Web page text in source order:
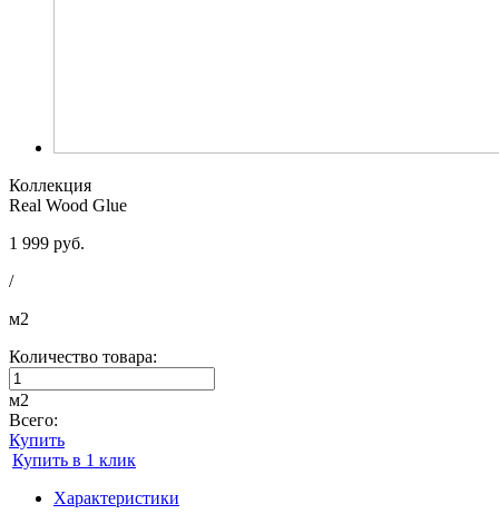
Коллекция
Real Wood Glue
1 999 руб.
/
м2
Количество товара:
м2
Всего:
Купить
Купить в 1 клик
Характеристики